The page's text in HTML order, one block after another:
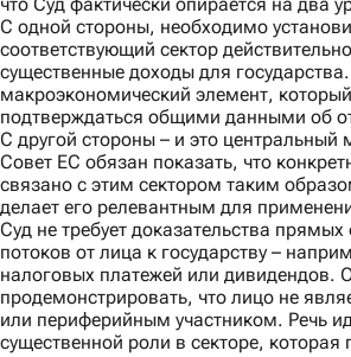
что Суд фактически опирается на два
С одной стороны, необходимо
соответствующий сектор
существенные доходы для
макроэкономический элемент,
подтверждаться общими данными об
С другой стороны – и это
Совет ЕС обязан показать, что
связано с этим сектором таким
делает его релевантным для
Суд не требует доказательства
потоков от лица к государству –
налоговых платежей или дивидендов.
продемонстрировать, что лицо не
или периферийным участником. Речь
существенной роли в секторе, которая